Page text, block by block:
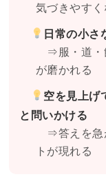
気づきやすく
日常の小さ
⇒服・道・
が磨かれる
空を見上げ
と問いかける
⇒答えを急
トが現れる